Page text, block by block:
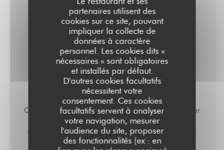
partenaires utilisent des
cookies sur ce site, pouvant
impliquer la collecte de
données à caractère
personnel. Les cookies dits «
nécessaires » sont obligatoires
et installés par défaut.
D'autres cookies facultatifs
nécessitent votre
consentement. Ces cookies
facultatifs servent à analyser
votre navigation, mesurer
l'audience du site, proposer
des fonctionnalités (ex : en
Saucisse 170gr
Ecrasé de pommes de terre
19,00 EUR
LES DESSERTS
Glaces et sorbets préparés par un artisan glacier
(2 boules)
Chocolat, vanille, noix de coco, framboise, citron, fraise,
mangue, café